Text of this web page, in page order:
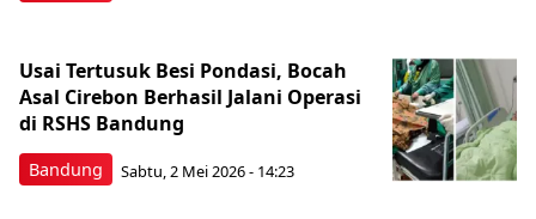
Bandung
Usai Tertusuk Besi Pondasi, Bocah
Asal Cirebon Berhasil Jalani Operasi
di RSHS Bandung
Sabtu, 2 Mei 2026 - 14:23